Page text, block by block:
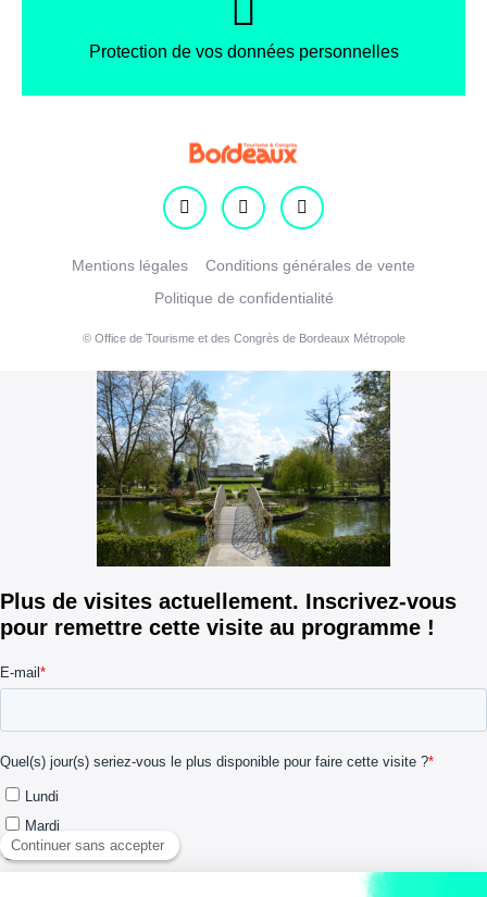
Protection de vos données personnelles
FacebookInstagram
X
Mentions légales
Conditions générales de vente
Politique de confidentialité
© Office de Tourisme et des Congrès de Bordeaux Métropole
Plus de visites actuellement. Inscrivez-vous
pour remettre cette visite au programme !